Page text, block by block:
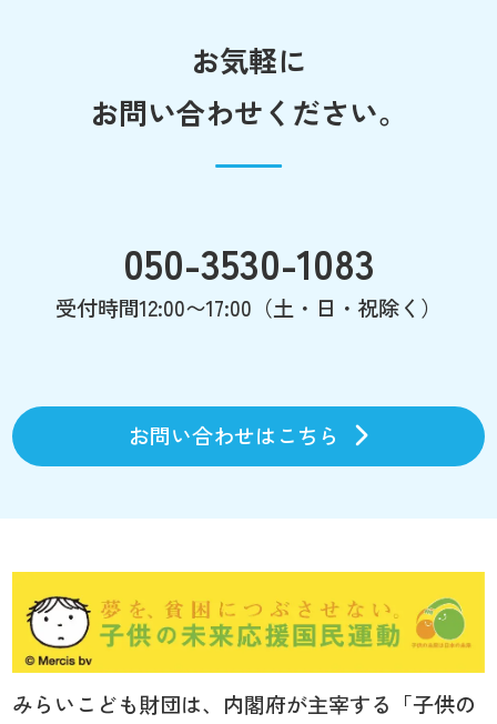
お気軽に
お問い合わせください。
050-3530-1083
受付時間12:00〜17:00（土・日・祝除く）
お問い合わせはこちら
みらいこども財団は、内閣府が主宰する「子供の